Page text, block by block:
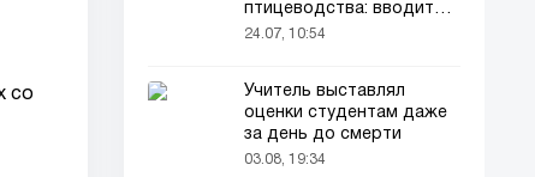
со
птицеводства: вводится
новый порядок
24.07, 10:54
Учитель выставлял
оценки студентам даже
за день до смерти
03.08, 19:34